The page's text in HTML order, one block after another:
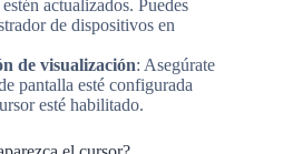
actualizados. Puedes
de dispositivos en
de visualización: Asegúrate
pantalla esté configurada
esté habilitado.